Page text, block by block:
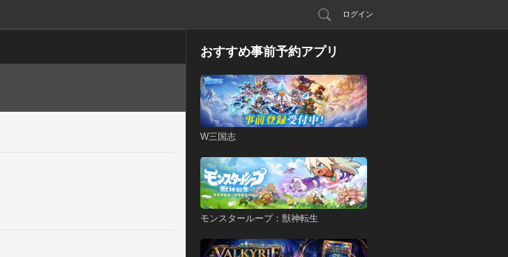
ログイン
おすすめ事前予約アプリ
W三国志
モンスターループ：獣神転生